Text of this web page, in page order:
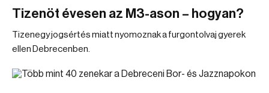
Tizenöt évesen az M3-ason – hogyan?
Tizenegy jogsértés miatt nyomoznak a furgontolvaj gyerek
ellen Debrecenben.